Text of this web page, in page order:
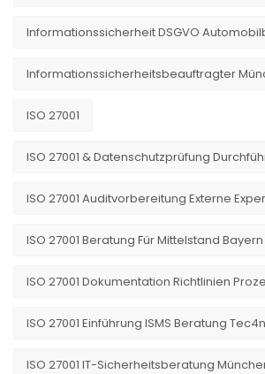
Informationssicherheit DSGVO
Informationssicherheitsbeauftragter
ISO 27001
ISO 27001 & Datenschutzprüfung
ISO 27001 Auditvorbereitung Externe
ISO 27001 Beratung Für Mittelstand Bayern
ISO 27001 Dokumentation Richtlinien
ISO 27001 Einführung ISMS Beratung
ISO 27001 IT-Sicherheitsberatung